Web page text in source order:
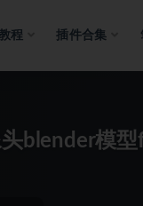
程 插件合集
blender模